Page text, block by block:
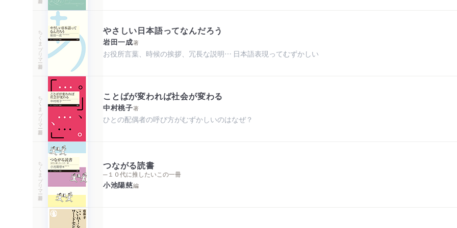
ちくまプリマー新書 やさしい日本語ってなんだろう
岩田一成著
お役所言葉、時候の挨拶、冗長な説明… 日本語表現ってむずかしい
ちくまプリマー新書 ことばが変われば社会が変わる
中村桃子著
ひとの配偶者の呼び方がむずかしいのはなぜ？
ちくまプリマー新書 つながる読書
─１０代に推したいこの一冊
小池陽慈編